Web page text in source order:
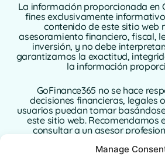
Manage
La información proporcionada en
fines exclusivamente
contenido de este sitio web
asesoramiento financiero, fiscal,
inversión, y no debe
garantizamos la exactitud,
la información
GoFinance365 no se hace
decisiones financieras, legales
usuarios puedan tomar
este sitio web. Recomendamos
consultar a un asesor
autorizado en su país de
cualquier decisión relacionada